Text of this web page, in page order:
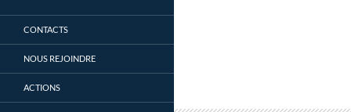
CONTACTS
NOUS REJOINDRE
ACTIONS